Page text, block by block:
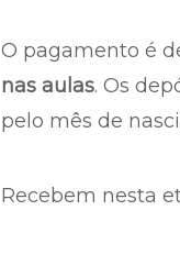
O pagamento é
nas aulas. Os
pelo mês de
Recebem nesta